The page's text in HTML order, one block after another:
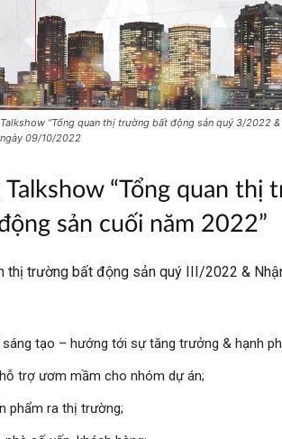
Talkshow “Tổng quan thị trường bất động sản quý 3/2022
ngày 09/10/2022
“Tổng quan
sản cuối năm 2022”
thị trường bất động sản quý III/2022 &
tạo – hướng tới sự tăng trưởng & hạnh
trợ ươm mầm cho nhóm dự án;
phẩm ra thị trường;